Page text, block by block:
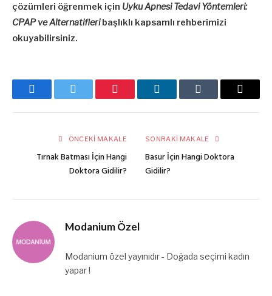
çözümleri öğrenmek için Uyku Apnesi Tedavi Yöntemleri:
CPAP ve Alternatifleribaşlıklı kapsamlı rehberimizi
okuyabilirsiniz.
FacebookTwitter Pinterest LinkedInTumblr
E-
ÖNCEKI MAKALE
Tırnak Batması İçin Hangi
Doktora Gidilir?
SONRAKI MAKALE
Basur İçin Hangi Doktora
Gidilir?
Modanium Özel
Modanium özel yayınıdır - Doğada seçimi kadın
yapar !